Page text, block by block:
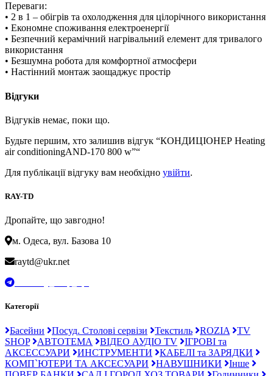
Переваги:
• 2 в 1 – обігрів та охолодження для цілорічного використання
• Економне споживання електроенергії
• Безпечний керамічний нагрівальний елемент для тривалого
використання
• Безшумна робота для комфортної атмосфери
• Настінний монтаж заощаджує простір
Відгуки
Відгуків немає, поки що.
Будьте першим, хто залишив відгук “КОНДИЦІОНЕР Heating
air conditioningAND-170 800 w”“
Для публікації відгуку вам необхідно увійти.
RAY-TD
Дропайте, що завгодно!
м. Одеса, вул. Базова 10
raytd@ukr.net
Категорії
Басейни Посуд. Столові сервізи Текстиль ROZIA
TV
SHOP
АВТОТЕМА ВІДЕО АУДІО TV
ІГРОВІ та
АКСЕССУАРИ
ИНСТРУМЕНТИ
КАБЕЛІ та ЗАРЯДКИ
КОМП`ЮТЕРИ ТА АКСЕСУАРИ
НАВУШНИКИ
Інше